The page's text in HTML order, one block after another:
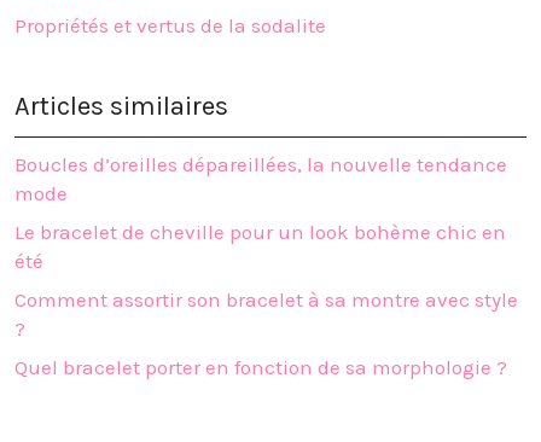
Propriétés et vertus de la sodalite
Articles similaires
Boucles d’oreilles dépareillées, la nouvelle tendance
mode
Le bracelet de cheville pour un look bohème chic en
été
Comment assortir son bracelet à sa montre avec style
?
Quel bracelet porter en fonction de sa morphologie ?